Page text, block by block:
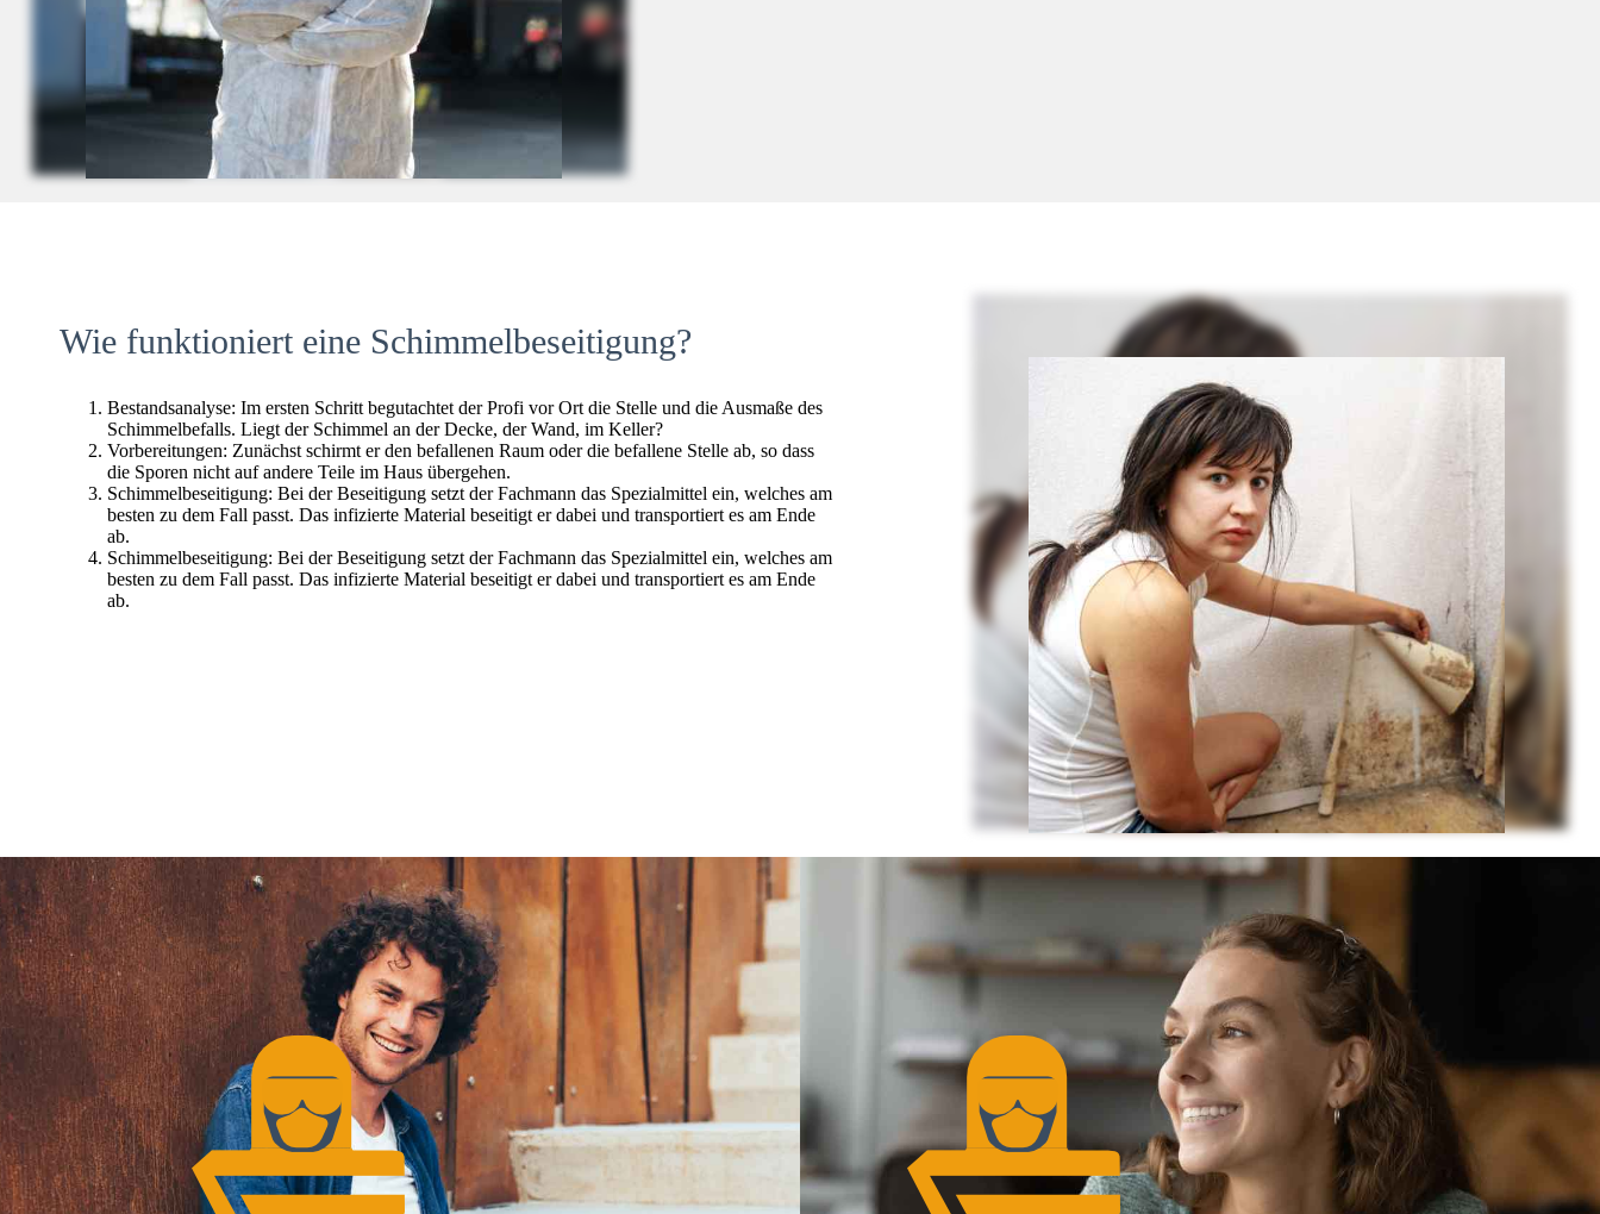
Wie funktioniert eine Schimmelbeseitigung?
Bestandsanalyse: Im ersten Schritt begutachtet der Profi vor Ort die Stelle und die Ausmaße des
Schimmelbefalls. Liegt der Schimmel an der Decke, der Wand, im Keller?
Vorbereitungen: Zunächst schirmt er den befallenen Raum oder die befallene Stelle ab, so dass
die Sporen nicht auf andere Teile im Haus übergehen.
Schimmelbeseitigung: Bei der Beseitigung setzt der Fachmann das Spezialmittel ein, welches am
besten zu dem Fall passt. Das infizierte Material beseitigt er dabei und transportiert es am Ende
ab.
Schimmelbeseitigung: Bei der Beseitigung setzt der Fachmann das Spezialmittel ein, welches am
besten zu dem Fall passt. Das infizierte Material beseitigt er dabei und transportiert es am Ende
ab.